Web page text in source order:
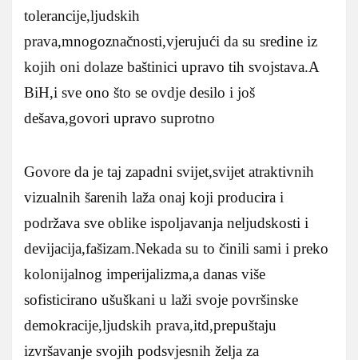
tolerancije,ljudskih
prava,mnogoznačnosti,vjerujući da su sredine iz
kojih oni dolaze baštinici upravo tih svojstava.A
BiH,i sve ono što se ovdje desilo i još
dešava,govori upravo suprotno
Govore da je taj zapadni svijet,svijet atraktivnih
vizualnih šarenih laža onaj koji producira i
podržava sve oblike ispoljavanja neljudskosti i
devijacija,fašizam.Nekada su to činili sami i preko
kolonijalnog imperijalizma,a danas više
sofisticirano ušuškani u laži svoje površinske
demokracije,ljudskih prava,itd,prepuštaju
izvršavanje svojih podsvjesnih želja za